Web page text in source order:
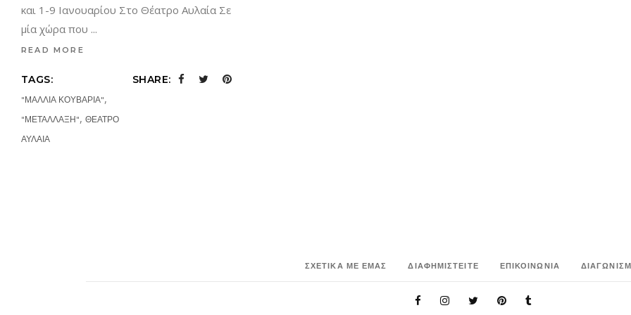
και 1-9 Ιανουαρίου Στο Θέατρο Αυλαία Σε
μία χώρα που
READ MORE
TAGS:
"ΜΑΛΛΙΑ ΚΟΥΒΑΡΙΑ",
"ΜΕΤΑΛΛΑΞΗ", ΘΕΑΤΡΟ
ΑΥΛΑΙΑ
SHARE:
ΣΧΕΤΙΚΑ ΜΕ ΕΜΑΣ ΔΙΑΦΗΜΙΣΤΕΙΤΕ ΕΠΙΚΟΙΝΩΝΙΑ